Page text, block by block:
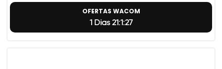
OFERTAS WACOM
1 Dias 21:1:26